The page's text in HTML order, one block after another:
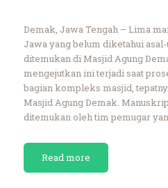
Demak, Jawa Tengah – Lima
Jawa yang belum diketahui
ditemukan di Masjid Agung
mengejutkan ini terjadi saat
bagian kompleks masjid,
Masjid Agung Demak.
ditemukan oleh tim pemugar
Read more